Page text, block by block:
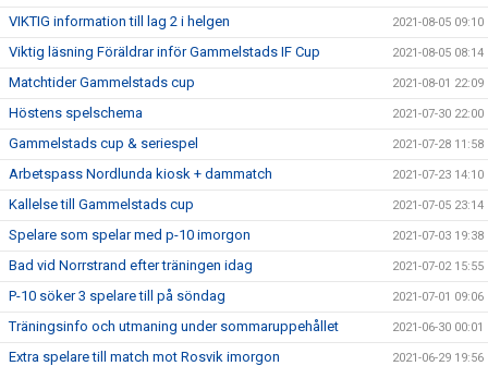
VIKTIG information till lag 2 i helgen 2021-08-05 09:10
Viktig läsning Föräldrar inför Gammelstads IF Cup 2021-08-05 08:14
Matchtider Gammelstads cup 2021-08-01 22:09
Höstens spelschema 2021-07-30 22:00
Gammelstads cup & seriespel 2021-07-28 11:58
Arbetspass Nordlunda kiosk + dammatch 2021-07-23 14:10
Kallelse till Gammelstads cup 2021-07-05 23:14
Spelare som spelar med p-10 imorgon 2021-07-03 19:38
Bad vid Norrstrand efter träningen idag 2021-07-02 15:55
P-10 söker 3 spelare till på söndag 2021-07-01 09:06
Träningsinfo och utmaning under sommaruppehållet 2021-06-30 00:01
Extra spelare till match mot Rosvik imorgon 2021-06-29 19:56